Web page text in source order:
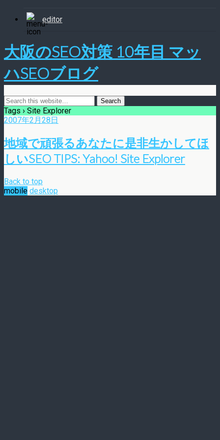
editor
大阪のSEO対策 10年目 マッ
ハSEOブログ
Tags › Site Explorer
2007年2月28日
地域で頑張るあなたに是非生かしてほ
しいSEO TIPS: Yahoo! Site Explorer
Back to top
mobile desktop